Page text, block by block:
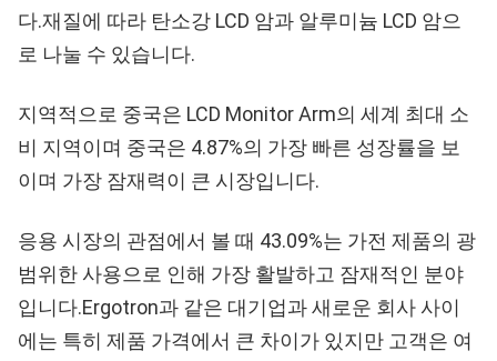
다.재질에 따라 탄소강 LCD 암과 알루미늄 LCD 암으
로 나눌 수 있습니다.
지역적으로 중국은 LCD Monitor Arm의 세계 최대 소
비 지역이며 중국은 4.87%의 가장 빠른 성장률을 보
이며 가장 잠재력이 큰 시장입니다.
응용 시장의 관점에서 볼 때 43.09%는 가전 제품의 광
범위한 사용으로 인해 가장 활발하고 잠재적인 분야
입니다.Ergotron과 같은 대기업과 새로운 회사 사이
에는 특히 제품 가격에서 큰 차이가 있지만 고객은 여